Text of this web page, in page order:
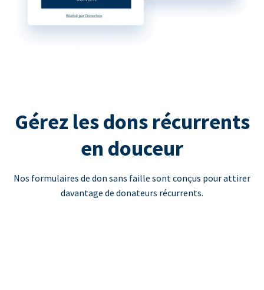
Gérez les dons récurrents
en douceur
Nos formulaires de don sans faille sont conçus pour attirer
davantage de donateurs récurrents.